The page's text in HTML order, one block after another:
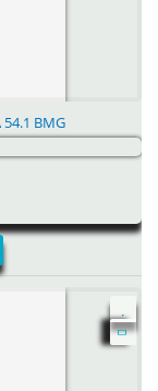
54.1 BMG